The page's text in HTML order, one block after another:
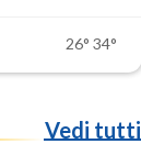
26° 34°
Vedi tutti